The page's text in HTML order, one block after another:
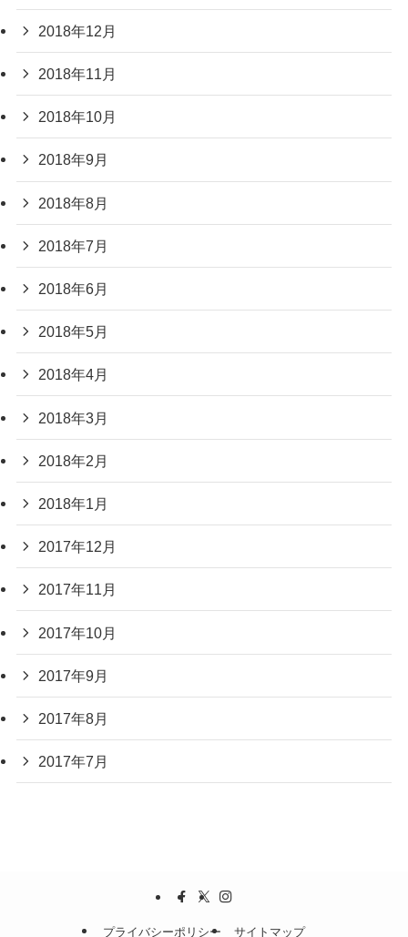
2018年12月
2018年11月
2018年10月
2018年9月
2018年8月
2018年7月
2018年6月
2018年5月
2018年4月
2018年3月
2018年2月
2018年1月
2017年12月
2017年11月
2017年10月
2017年9月
2017年8月
2017年7月
プライバシーポリシー サイトマップ